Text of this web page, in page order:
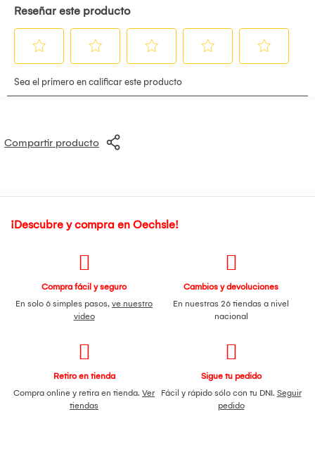
destino de entrega. P: ¿El producto tiene garantía? R: Por
defecto de fábrica. Detalles adicionales: Las fotografías son
solo referenciales. Ofrecemos una garantía de 1 año por
defectos de fabricación. El producto se entrega
decoraciones mostradas en las imágenes no están incluidas.
Producto no está sujeto a cancelaciones y devoluciones.
Compartir producto
¡Descubre y compra en Oechsle!
Compra fácil y seguro
En solo 6 simples pasos, ve nuestro
video
Cambios y devoluciones
En nuestras 26 tiendas a nivel
nacional
Retiro en tienda
Compra online y retira en tienda. Ver
tiendas
Sigue tu pedido
Fácil y rápido sólo con tu DNI. Seguir
pedido